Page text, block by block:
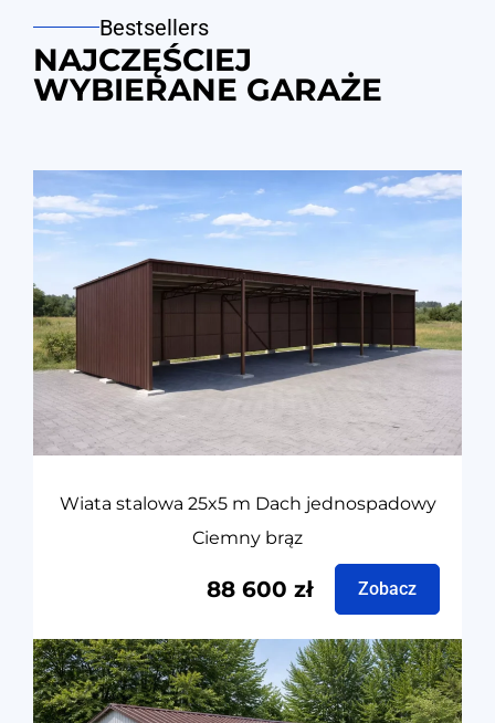
Bestsellers
NAJCZĘŚCIEJ
WYBIERANE GARAŻE
Wiata stalowa 25x5 m Dach jednospadowy
Ciemny brąz
88 600 zł Zobacz